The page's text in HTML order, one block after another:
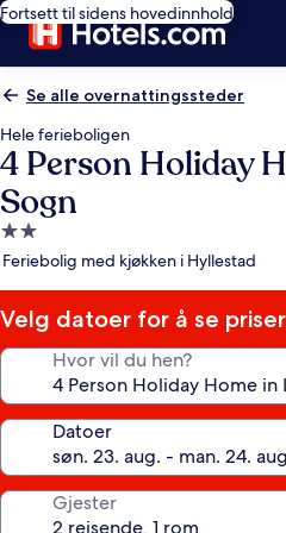
Fortsett til sidens hovedinnhold
Se alle overnattingssteder
Hele ferieboligen
4 Person Holiday
Sogn
Overnattingssted
med
stjerner
Feriebolig med kjøkken i Hyllestad
Velg datoer for å se priser
Hvor vil du hen?
Datoer
Gjester